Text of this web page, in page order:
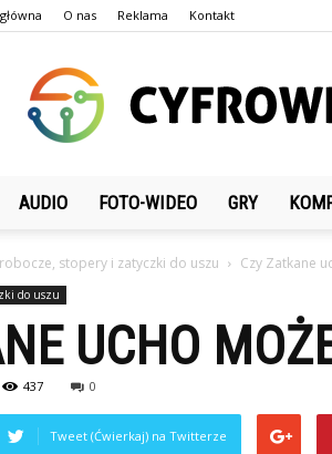
O nas Reklama Kontakt
AUDIO FOTO-WIDEO GRY
stopery i zatyczki do uszu Czy Zatkane
do uszu
UCHO
437 0
Tweet (Ćwierkaj) na Twitterze